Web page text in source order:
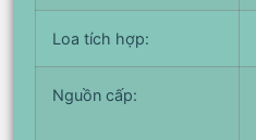
Loa tích hợp:
Nguồn cấp: